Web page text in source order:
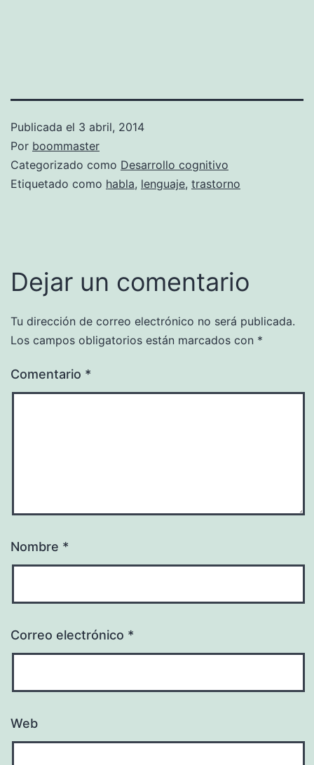
Publicada el 3 abril, 2014
Por boommaster
Categorizado como Desarrollo cognitivo
Etiquetado como habla, lenguaje, trastorno
Dejar un comentario
Tu dirección de correo electrónico no será publicada.
Los campos obligatorios están marcados con *
Comentario *
Nombre *
Correo electrónico *
Web